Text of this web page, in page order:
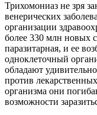
Трихомониаз​ не зря
венерических
организации
более 330 млн новых
паразитарная, и ее
одноклеточный
обладают
против
организма они
возможности